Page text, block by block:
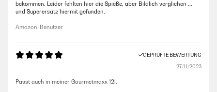
bekommen. Leider fehlten hier die Spieße, aber Bildlich verglichen ...
und Superersatz hiermit gefunden.
Amazon-Benutzer
GEPRÜFTE BEWERTUNG
27/11/2023
Passt auch in meiner Gourmetmaxx 12l.